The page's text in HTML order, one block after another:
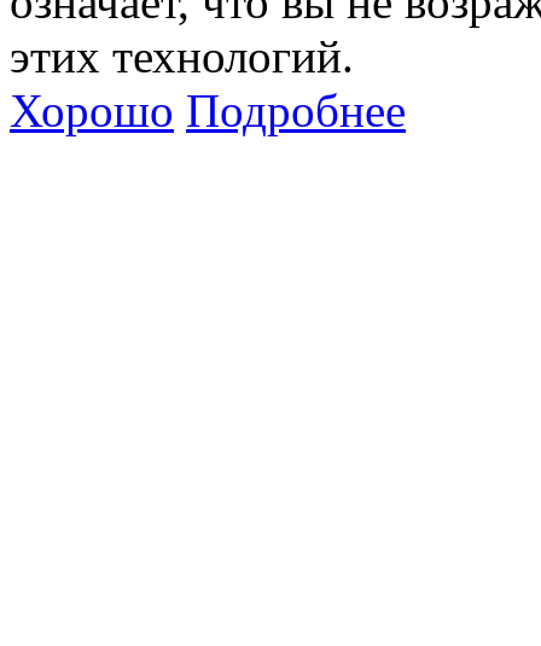
этих технологий.
Хорошо Подробнее